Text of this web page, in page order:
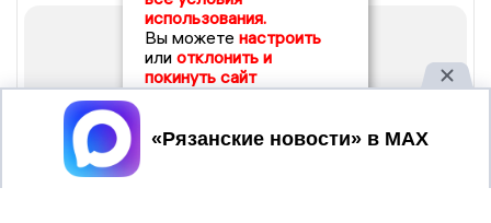
использования.
Вы можете настроить
или отклонить и
покинуть сайт
Принять